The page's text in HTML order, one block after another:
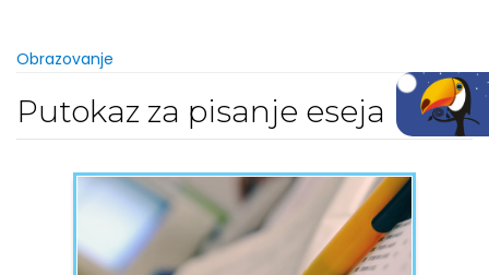
Obrazovanje
Putokaz za pisanje eseja